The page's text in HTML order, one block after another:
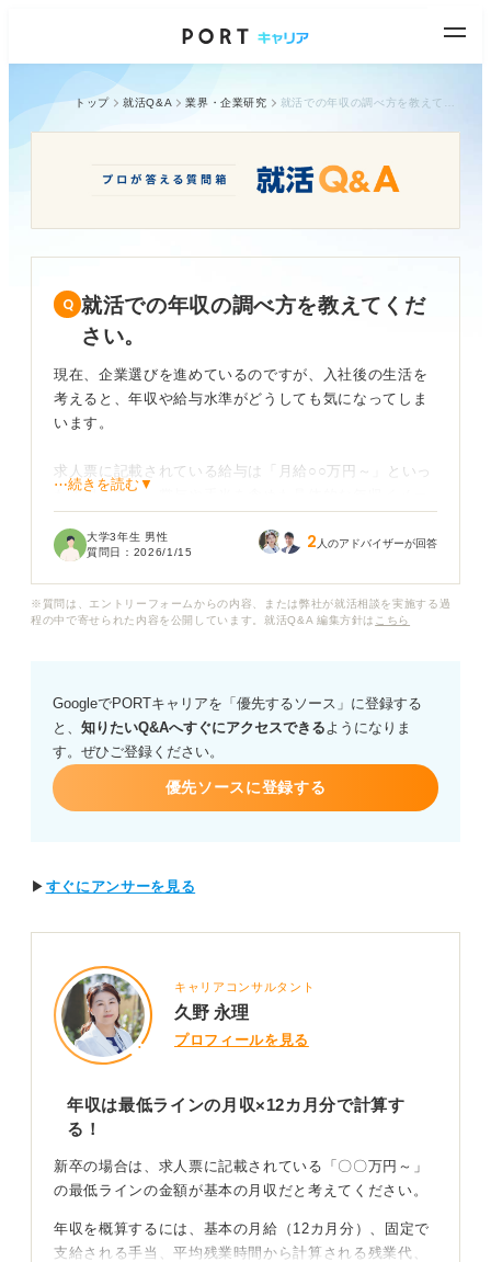
トップ 就活Q&A 業界・企業研究
就活での年収の調べ方を教えてくだ
さい。
現在、企業選びを進めているのですが、入社後の生活を
考えると、年収や給与水準がどうしても気になってしま
います。
求人票に記載されている給与は「月給○○万円～」といっ
た表現が多く、賞与や手当を含めた具体的な年収イメー
れていても、本当にその額をもらえるのか疑ってしまい
インターネットで口コミサイトを見ても、情報が古かっ
応募企業の年収をできるだけ正確かつ客観的に調べる確
実な方法は何でしょうか？ また、面接で年収について質
問する際のマナーや、適切な聞き方についてもアドバイ
スをいただけると幸いです。
⋯続きを読む▼
大学3年生 男性
質問日： 2026/1/15 2 人のアドバイザーが回答
※質問は、エントリーフォームからの内容、または弊社が就活相談を実施する過
程の中で寄せられた内容を公開しています。就活Q&A 編集方針は こちら
GoogleでPORTキャリアを「優先するソース」に登録する
と、 知りたいQ&Aへすぐにアクセスできるようになりま
す。ぜひご登録ください。
優先ソースに登録する
▶ すぐにアンサーを見る
キャリアコンサルタント
久野 永理
プロフィールを見る
年収は最低ラインの月収×12カ月分で計算す
る！
新卒の場合は、求人票に記載されている「〇〇万円～」
の最低ラインの金額が基本の月収だと考えてください。
年収を概算するには、基本の月給（12カ月分）、固定で
支給される手当、平均残業時間から計算される残業代、